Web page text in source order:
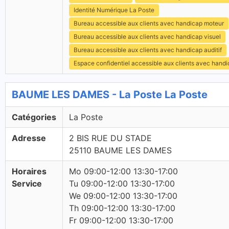
Identité Numérique La Poste
Bureau accessible aux clients avec handicap moteur
Bureau accessible aux clients avec handicap visuel
Bureau accessible aux clients avec handicap auditif
Espace confidentiel accessible aux clients avec
BAUME LES DAMES - La Poste La Poste
Catégories La Poste
Adresse
2 BIS RUE DU STADE
25110 BAUME LES DAMES
Horaires
Service
Mo 09:00-12:00 13:30-17:00
Tu 09:00-12:00 13:30-17:00
We 09:00-12:00 13:30-17:00
Th 09:00-12:00 13:30-17:00
Fr 09:00-12:00 13:30-17:00